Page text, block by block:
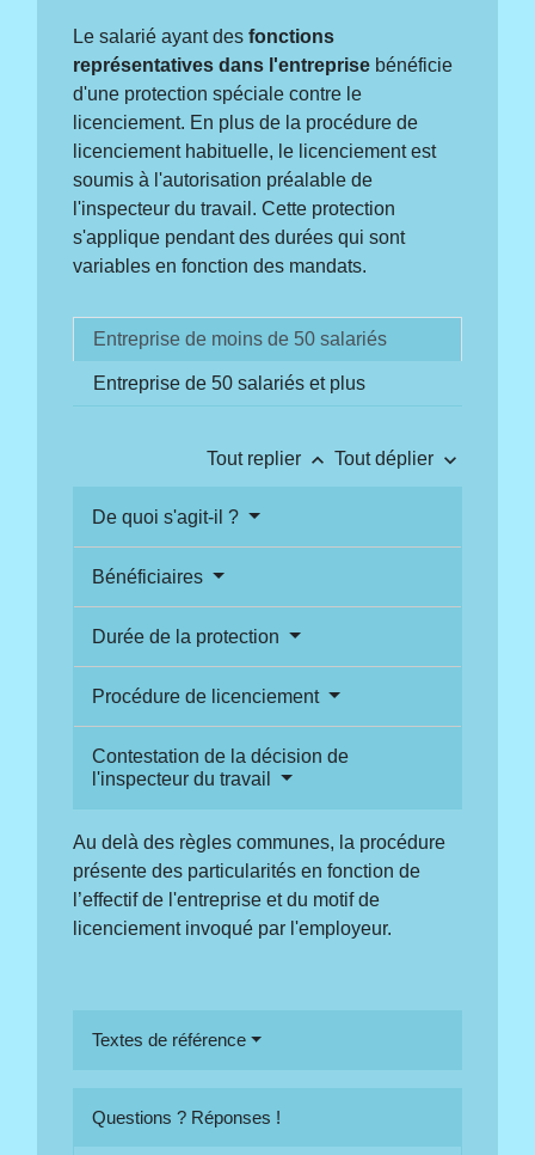
Le salarié ayant desfonctions
représentatives dans l'entreprise bénéficie
d'une protection spéciale contre le
licenciement. En plus de la procédure de
licenciement habituelle, le licenciement est
soumis à l'autorisation préalable de
l'inspecteur du travail. Cette protection
s'applique pendant des durées qui sont
variables en fonction des mandats.
Entreprise de moins de 50 salariés
Entreprise de 50 salariés et plus
Tout replier keyboard_arrow_up Tout déplier keyboard_arrow_down
De quoi s'agit-il ?
Bénéficiaires
Durée de la protection
Procédure de licenciement
Contestation de la décision de
l'inspecteur du travail
Au delà des règles communes, la procédure
présente des particularités en fonction de
l’effectif de l'entreprise et du motif de
licenciement invoqué par l'employeur.
Textes de référence
Questions ? Réponses !